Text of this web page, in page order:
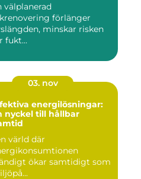
välplanerad
förlänger
minskar risken
fukt...
03. nov
energilösningar:
nyckel till hållbar
värld där
ökar samtidigt som